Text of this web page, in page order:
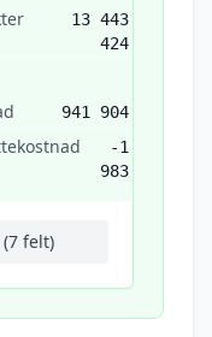
13 443
424
941 904
-1
983
felt)